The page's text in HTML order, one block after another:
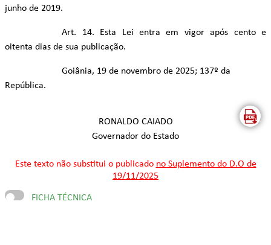
junho de 2019.
Art. 14. Esta Lei entra em vigor após cento e
oitenta dias de sua publicação.
Goiânia, 19 de novembro de 2025; 137º da
República.
RONALDO CAIADO
Governador do Estado
Este texto não substitui o publicado no Suplemento do D.O de
19/11/2025
FICHA TÉCNICA